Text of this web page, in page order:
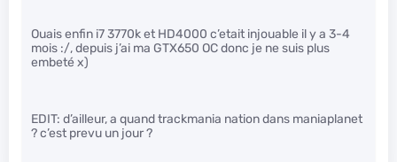
Ouais enfin i7 3770k et HD4000 c’etait injouable il y a 3-4
mois :/, depuis j’ai ma GTX650 OC donc je ne suis plus
embeté x)
EDIT: d’ailleur, a quand trackmania nation dans maniaplanet
? c’est prevu un jour ?